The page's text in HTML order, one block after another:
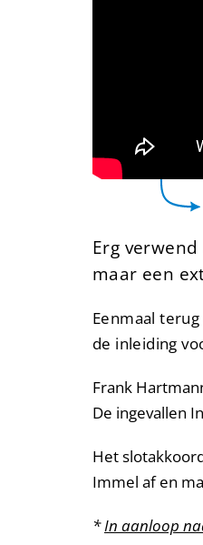
Erg
maar een
Eenmaal
de inleiding
Frank
De ingevallen
Het
Immel af en
*In aanloop